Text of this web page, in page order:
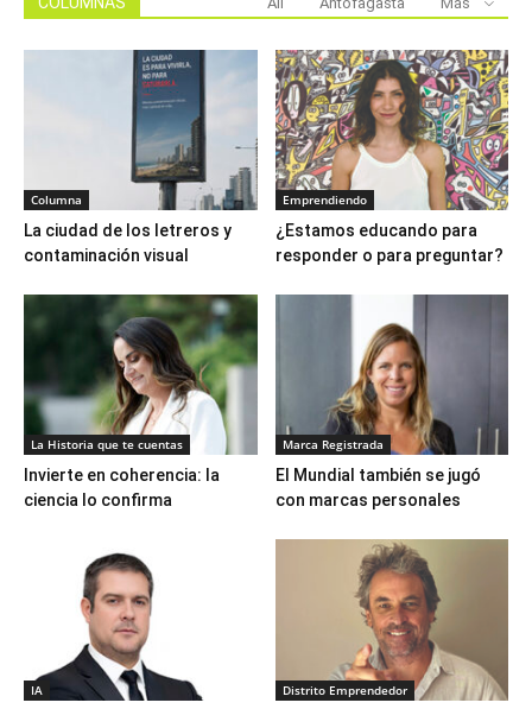
Columna
La ciudad de los letreros y
contaminación visual
Emprendiendo
¿Estamos educando para
responder o para preguntar?
La Historia que te cuentas
Invierte en coherencia: la
ciencia lo confirma
Marca Registrada
El Mundial también se jugó
con marcas personales
IA Distrito Emprendedor